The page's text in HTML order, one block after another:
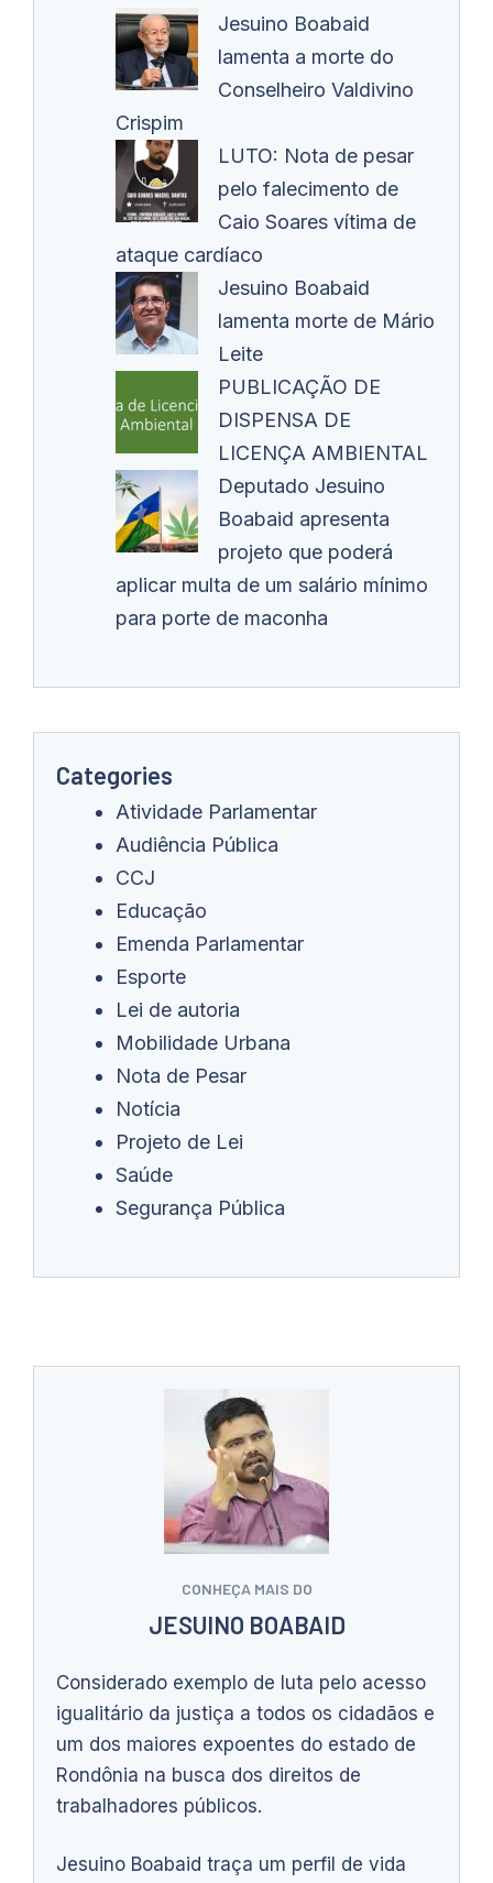
Jesuino Boabaid
lamenta a morte do
Conselheiro Valdivino
Crispim
LUTO: Nota de pesar
pelo falecimento de
Caio Soares vítima de
ataque cardíaco
Jesuino Boabaid
lamenta morte de Mário
Leite
PUBLICAÇÃO DE
DISPENSA DE
LICENÇA AMBIENTAL
Deputado Jesuino
Boabaid apresenta
projeto que poderá
aplicar multa de um salário mínimo
para porte de maconha
Categories
Atividade Parlamentar
Audiência Pública
CCJ
Educação
Emenda Parlamentar
Esporte
Lei de autoria
Mobilidade Urbana
Nota de Pesar
Notícia
Projeto de Lei
Saúde
Segurança Pública
CONHEÇA MAIS DO
JESUINO BOABAID
Considerado exemplo de luta pelo acesso
igualitário da justiça a todos os cidadãos e
um dos maiores expoentes do estado de
Rondônia na busca dos direitos de
trabalhadores públicos.
Jesuino Boabaid traça um perfil de vida